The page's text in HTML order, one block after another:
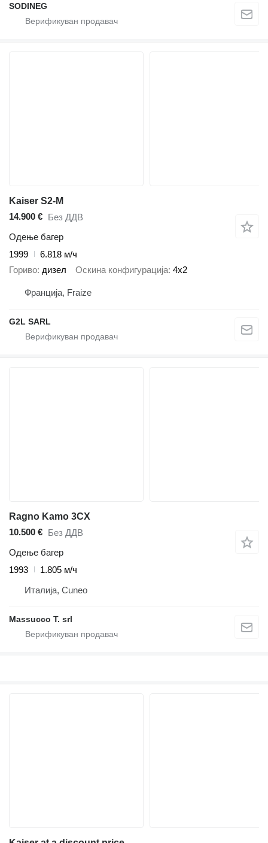
SODINEG
Kaiser S2-M
14.900 € Без ДДВ
Одење багер
1999
6.818 м/ч
Гориво дизел Оскина конфигурација 4x2
Франција, Fraize
G2L SARL
Ragno Kamo 3CX
10.500 € Без ДДВ
Одење багер
1993
1.805 м/ч
Италија, Cuneo
Massucco T. srl